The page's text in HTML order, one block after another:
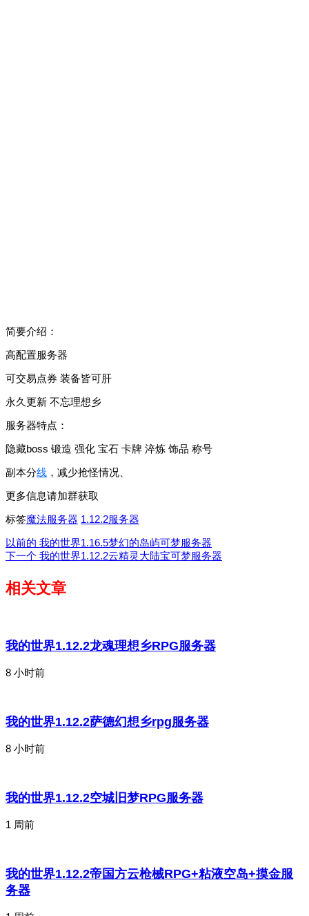
简要介绍：
高配置服务器
可交易点券 装备皆可肝
永久更新 不忘理想乡
服务器特点：
隐藏boss 锻造 强化 宝石 卡牌 淬炼 饰品 称号
副本分线 ，减少抢怪情况、
更多信息请加群获取
标签魔法服务器 1.12.2服务器
以前的 我的世界1.16.5梦幻的岛屿可梦服务器
下一个 我的世界1.12.2云精灵大陆宝可梦服务器
相关文章
我的世界1.12.2龙魂理想乡RPG服务器
8 小时前
我的世界1.12.2萨德幻想乡rpg服务器
8 小时前
我的世界1.12.2空城旧梦RPG服务器
1 周前
我的世界1.12.2帝国方云枪械RPG+粘液空岛+摸金服
务器